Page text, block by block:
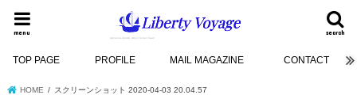
search
menu
TOP PAGE PROFILE MAIL MAGAZINE CONTACT
HOME スクリーンショット 2020-04-03 20.04.57